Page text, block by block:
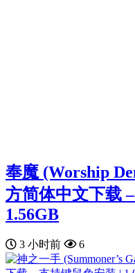
奉魔 (Worship
方简体中文下载
1.56GB
3 小时前 6